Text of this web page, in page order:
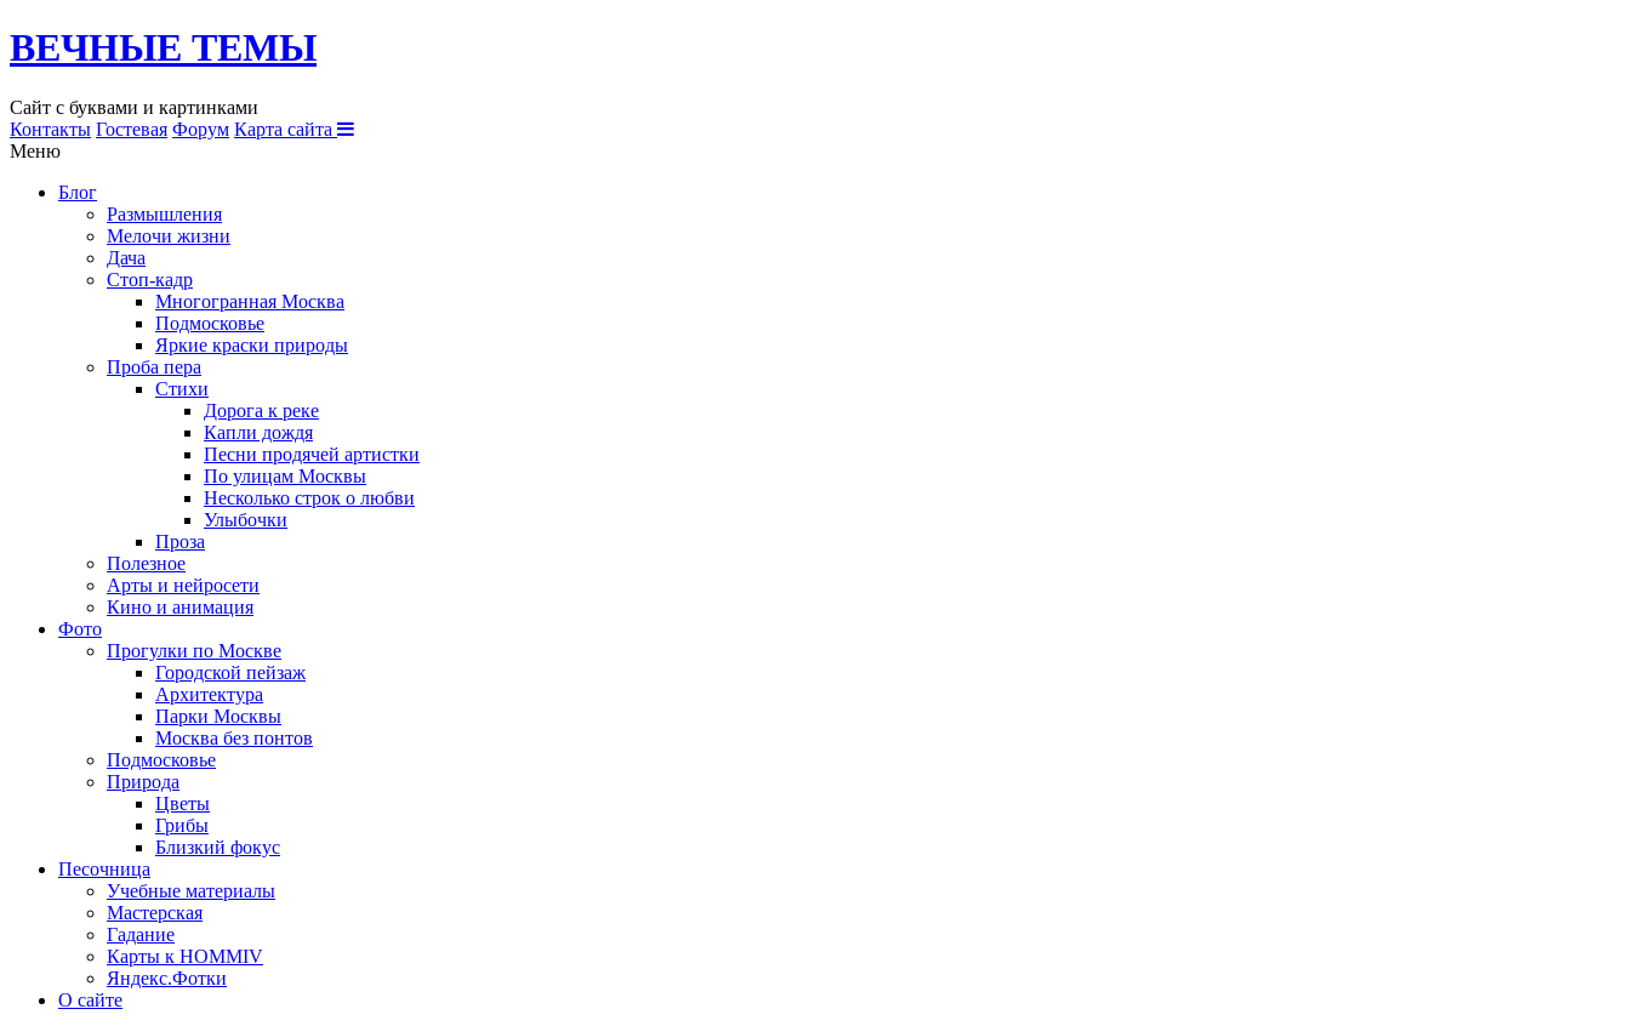
ВЕЧНЫЕ ТЕМЫ
Сайт с буквами и картинками
Контакты Гостевая Форум Карта сайта
Меню
Блог
Размышления
Мелочи жизни
Дача
Стоп-кадр
Многогранная Москва
Подмосковье
Яркие краски природы
Проба пера
Стихи
Дорога к реке
Капли дождя
Песни продячей артистки
По улицам Москвы
Несколько строк о любви
Улыбочки
Проза
Полезное
Арты и нейросети
Кино и анимация
Фото
Прогулки по Москве
Городской пейзаж
Архитектура
Парки Москвы
Москва без понтов
Подмосковье
Природа
Цветы
Грибы
Близкий фокус
Песочница
Учебные материалы
Мастерская
Гадание
Карты к HOMMIV
Яндекс.Фотки
О сайте